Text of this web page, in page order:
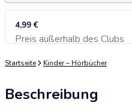
4,99 €
Preis außerhalb des Clubs
Zum
Startseite Kinder – Hörbücher
Beschreibung